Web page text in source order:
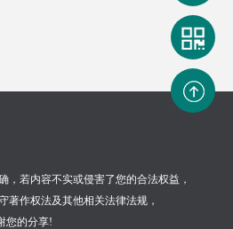
若内容不实或侵害了您的合法权益，
著作权法及其他相关法律法规，
您的分享!